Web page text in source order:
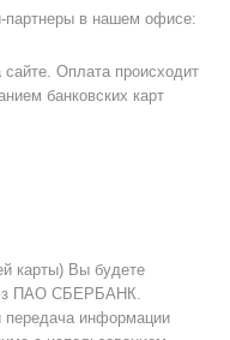
партнеры в нашем офисе:
сайте. Оплата происходит
банковских карт
карты) Вы будете
ПАО СБЕРБАНК.
информации